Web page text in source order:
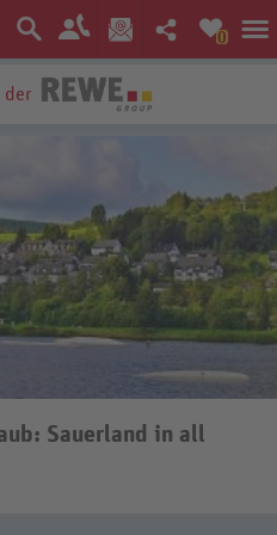
0
Garantie
der
Sauerland in all
für Ihren nächsten Kurzurlaub?